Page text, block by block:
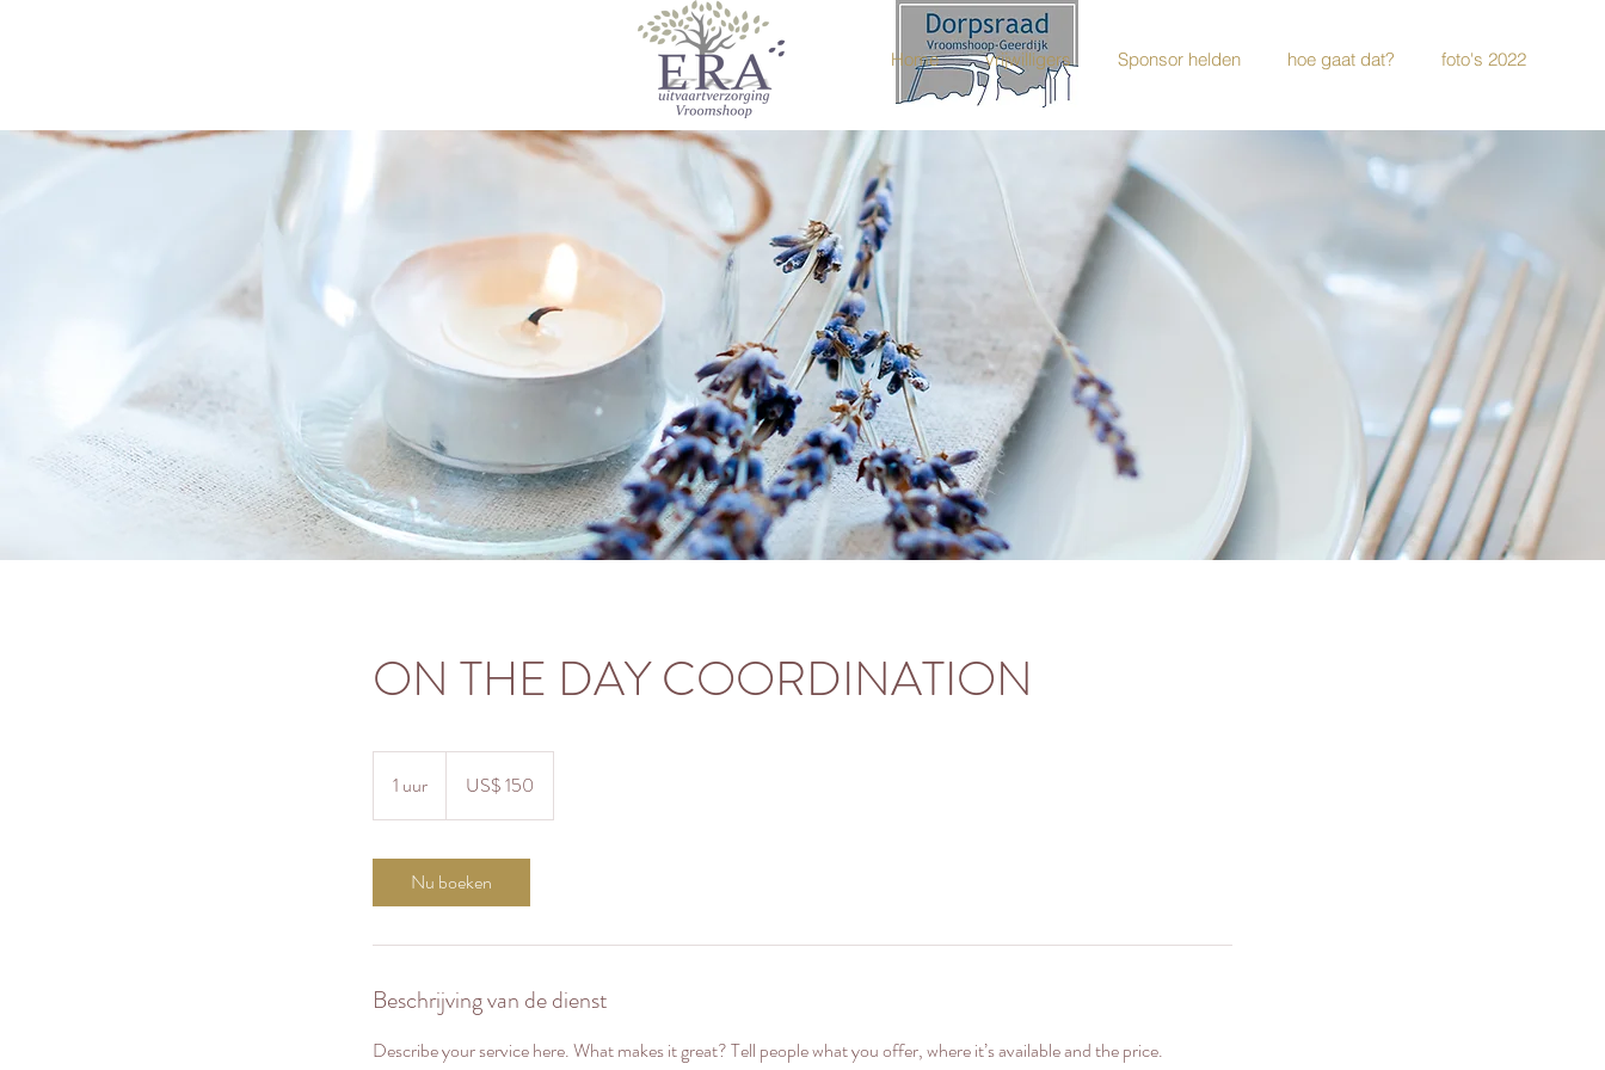
Home vrijwilligers Sponsor helden hoe gaat dat? foto's 2022
ON THE DAY COORDINATION
1 uur
u
US$ 150
Nu boeken
Beschrijving van de dienst
Describe your service here. What makes it great? Tell people what you offer, where it’s available and the price.